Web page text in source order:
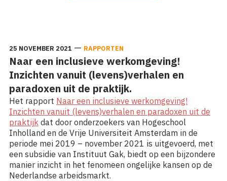
25 NOVEMBER 2021 — RAPPORTEN
Naar een inclusieve werkomgeving!
Inzichten vanuit (levens)verhalen en
paradoxen uit de praktijk.
Het rapport Naar een inclusieve werkomgeving!
Inzichten vanuit (levens)verhalen en paradoxen uit de
praktijk dat door onderzoekers van Hogeschool
Inholland en de Vrije Universiteit Amsterdam in de
periode mei 2019 – november 2021 is uitgevoerd, met
een subsidie van Instituut Gak, biedt op een bijzondere
manier inzicht in het fenomeen ongelijke kansen op de
Nederlandse arbeidsmarkt.